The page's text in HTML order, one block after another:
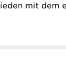
mit dem